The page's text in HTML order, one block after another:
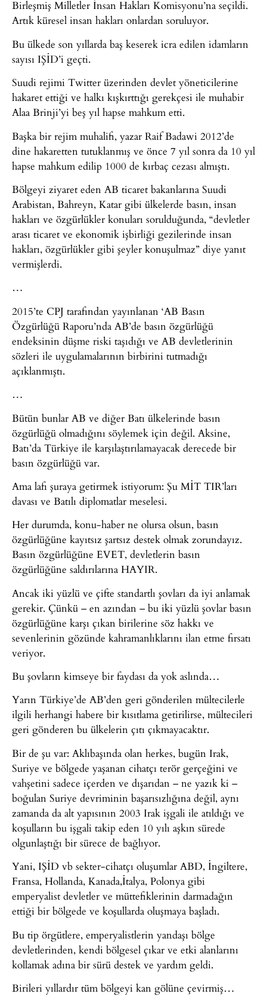
Birleşmiş Milletler İnsan Hakları Komisyonu’na seçildi.
Artık küresel insan hakları onlardan soruluyor.
Bu ülkede son yıllarda baş keserek icra edilen idamların
sayısı IŞİD’i geçti.
Suudi rejimi Twitter üzerinden devlet yöneticilerine
hakaret ettiği ve halkı kışkırttığı gerekçesi ile muhabir
Alaa Brinji’yi beş yıl hapse mahkum etti.
Başka bir rejim muhalifi, yazar Raif Badawi 2012’de
dine hakaretten tutuklanmış ve önce 7 yıl sonra da 10 yıl
hapse mahkum edilip 1000 de kırbaç cezası almıştı.
Bölgeyi ziyaret eden AB ticaret bakanlarına Suudi
Arabistan, Bahreyn, Katar gibi ülkelerde basın, insan
hakları ve özgürlükler konuları sorulduğunda, “devletler
arası ticaret ve ekonomik işbirliği gezilerinde insan
hakları, özgürlükler gibi şeyler konuşulmaz” diye yanıt
vermişlerdi.
…
2015’te CPJ tarafından yayınlanan ‘AB Basın
Özgürlüğü Raporu’nda AB’de basın özgürlüğü
endeksinin düşme riski taşıdığı ve AB devletlerinin
sözleri ile uygulamalarının birbirini tutmadığı
açıklanmıştı.
…
Bütün bunlar AB ve diğer Batı ülkelerinde basın
özgürlüğü olmadığını söylemek için değil. Aksine,
Batı’da Türkiye ile karşılaştırılamayacak derecede bir
basın özgürlüğü var.
Ama lafı şuraya getirmek istiyorum: Şu MİT TIR’ları
davası ve Batılı diplomatlar meselesi.
Her durumda, konu-haber ne olursa olsun, basın
özgürlüğüne kayıtsız şartsız destek olmak zorundayız.
Basın özgürlüğüne EVET, devletlerin basın
özgürlüğüne saldırılarına HAYIR.
Ancak iki yüzlü ve çifte standartlı şovları da iyi anlamak
gerekir. Çünkü – en azından – bu iki yüzlü şovlar basın
özgürlüğüne karşı çıkan birilerine söz hakkı ve
sevenlerinin gözünde kahramanlıklarını ilan etme fırsatı
veriyor.
Bu şovların kimseye bir faydası da yok aslında…
Yarın Türkiye’de AB’den geri gönderilen mültecilerle
ilgili herhangi habere bir kısıtlama getirilirse, mültecileri
geri gönderen bu ülkelerin çıtı çıkmayacaktır.
Bir de şu var: Aklıbaşında olan herkes, bugün Irak,
Suriye ve bölgede yaşanan cihatçı terör gerçeğini ve
vahşetini sadece içerden ve dışarıdan – ne yazık ki –
boğulan Suriye devriminin başarısızlığına değil, aynı
zamanda da alt yapısının 2003 Irak işgali ile atıldığı ve
koşulların bu işgali takip eden 10 yılı aşkın sürede
olgunlaştığı bir sürece de bağlıyor.
Yani, IŞİD vb sekter-cihatçı oluşumlar ABD, İngiltere,
Fransa, Hollanda, Kanada,İtalya, Polonya gibi
emperyalist devletler ve müttefiklerinin darmadağın
ettiği bir bölgede ve koşullarda oluşmaya başladı.
Bu tip örgütlere, emperyalistlerin yandaşı bölge
devletlerinden, kendi bölgesel çıkar ve etki alanlarını
kollamak adına bir sürü destek ve yardım geldi.
Birileri yıllardır tüm bölgeyi kan gölüne çevirmiş…